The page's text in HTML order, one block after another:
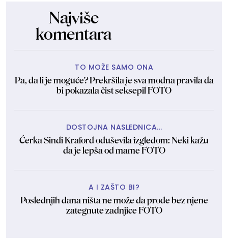
Najviše
komentara
TO MOŽE SAMO ONA
Pa, da li je moguće? Prekršila je sva modna pravila da
bi pokazala čist seksepil FOTO
DOSTOJNA NASLEDNICA...
Ćerka Sindi Kraford oduševila izgledom: Neki kažu
da je lepša od mame FOTO
A I ZAŠTO BI?
Poslednjih dana ništa ne može da prođe bez njene
zategnute zadnjice FOTO